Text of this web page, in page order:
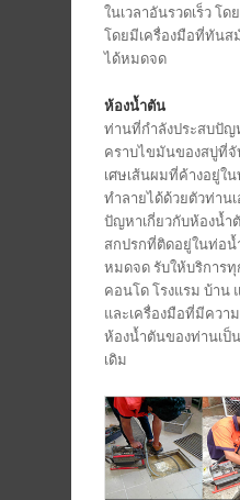
ในเวลาอันรวดเร็ว โ
โดยมีเครื่องมือที่ทันส
ได้หมดจด
ห้องน้ำตัน
ท่านที่กำลังประสบปัญ
คราบไขมันของสบู่ที่จั
เศษเส้นผมที่ค้างอยู่ใ
ทำลายได้ด้วยตัวท่าน
ปัญหาเกี่ยวกับห้องน้ำ
สกปรกที่ติดอยู่ในท่อน้
หมดจด รับให้บริการ
คอนโด โรงแรม บ้าน
และเครื่องมือที่มีควา
ห้องน้ำตันของท่านเป็
เดิม